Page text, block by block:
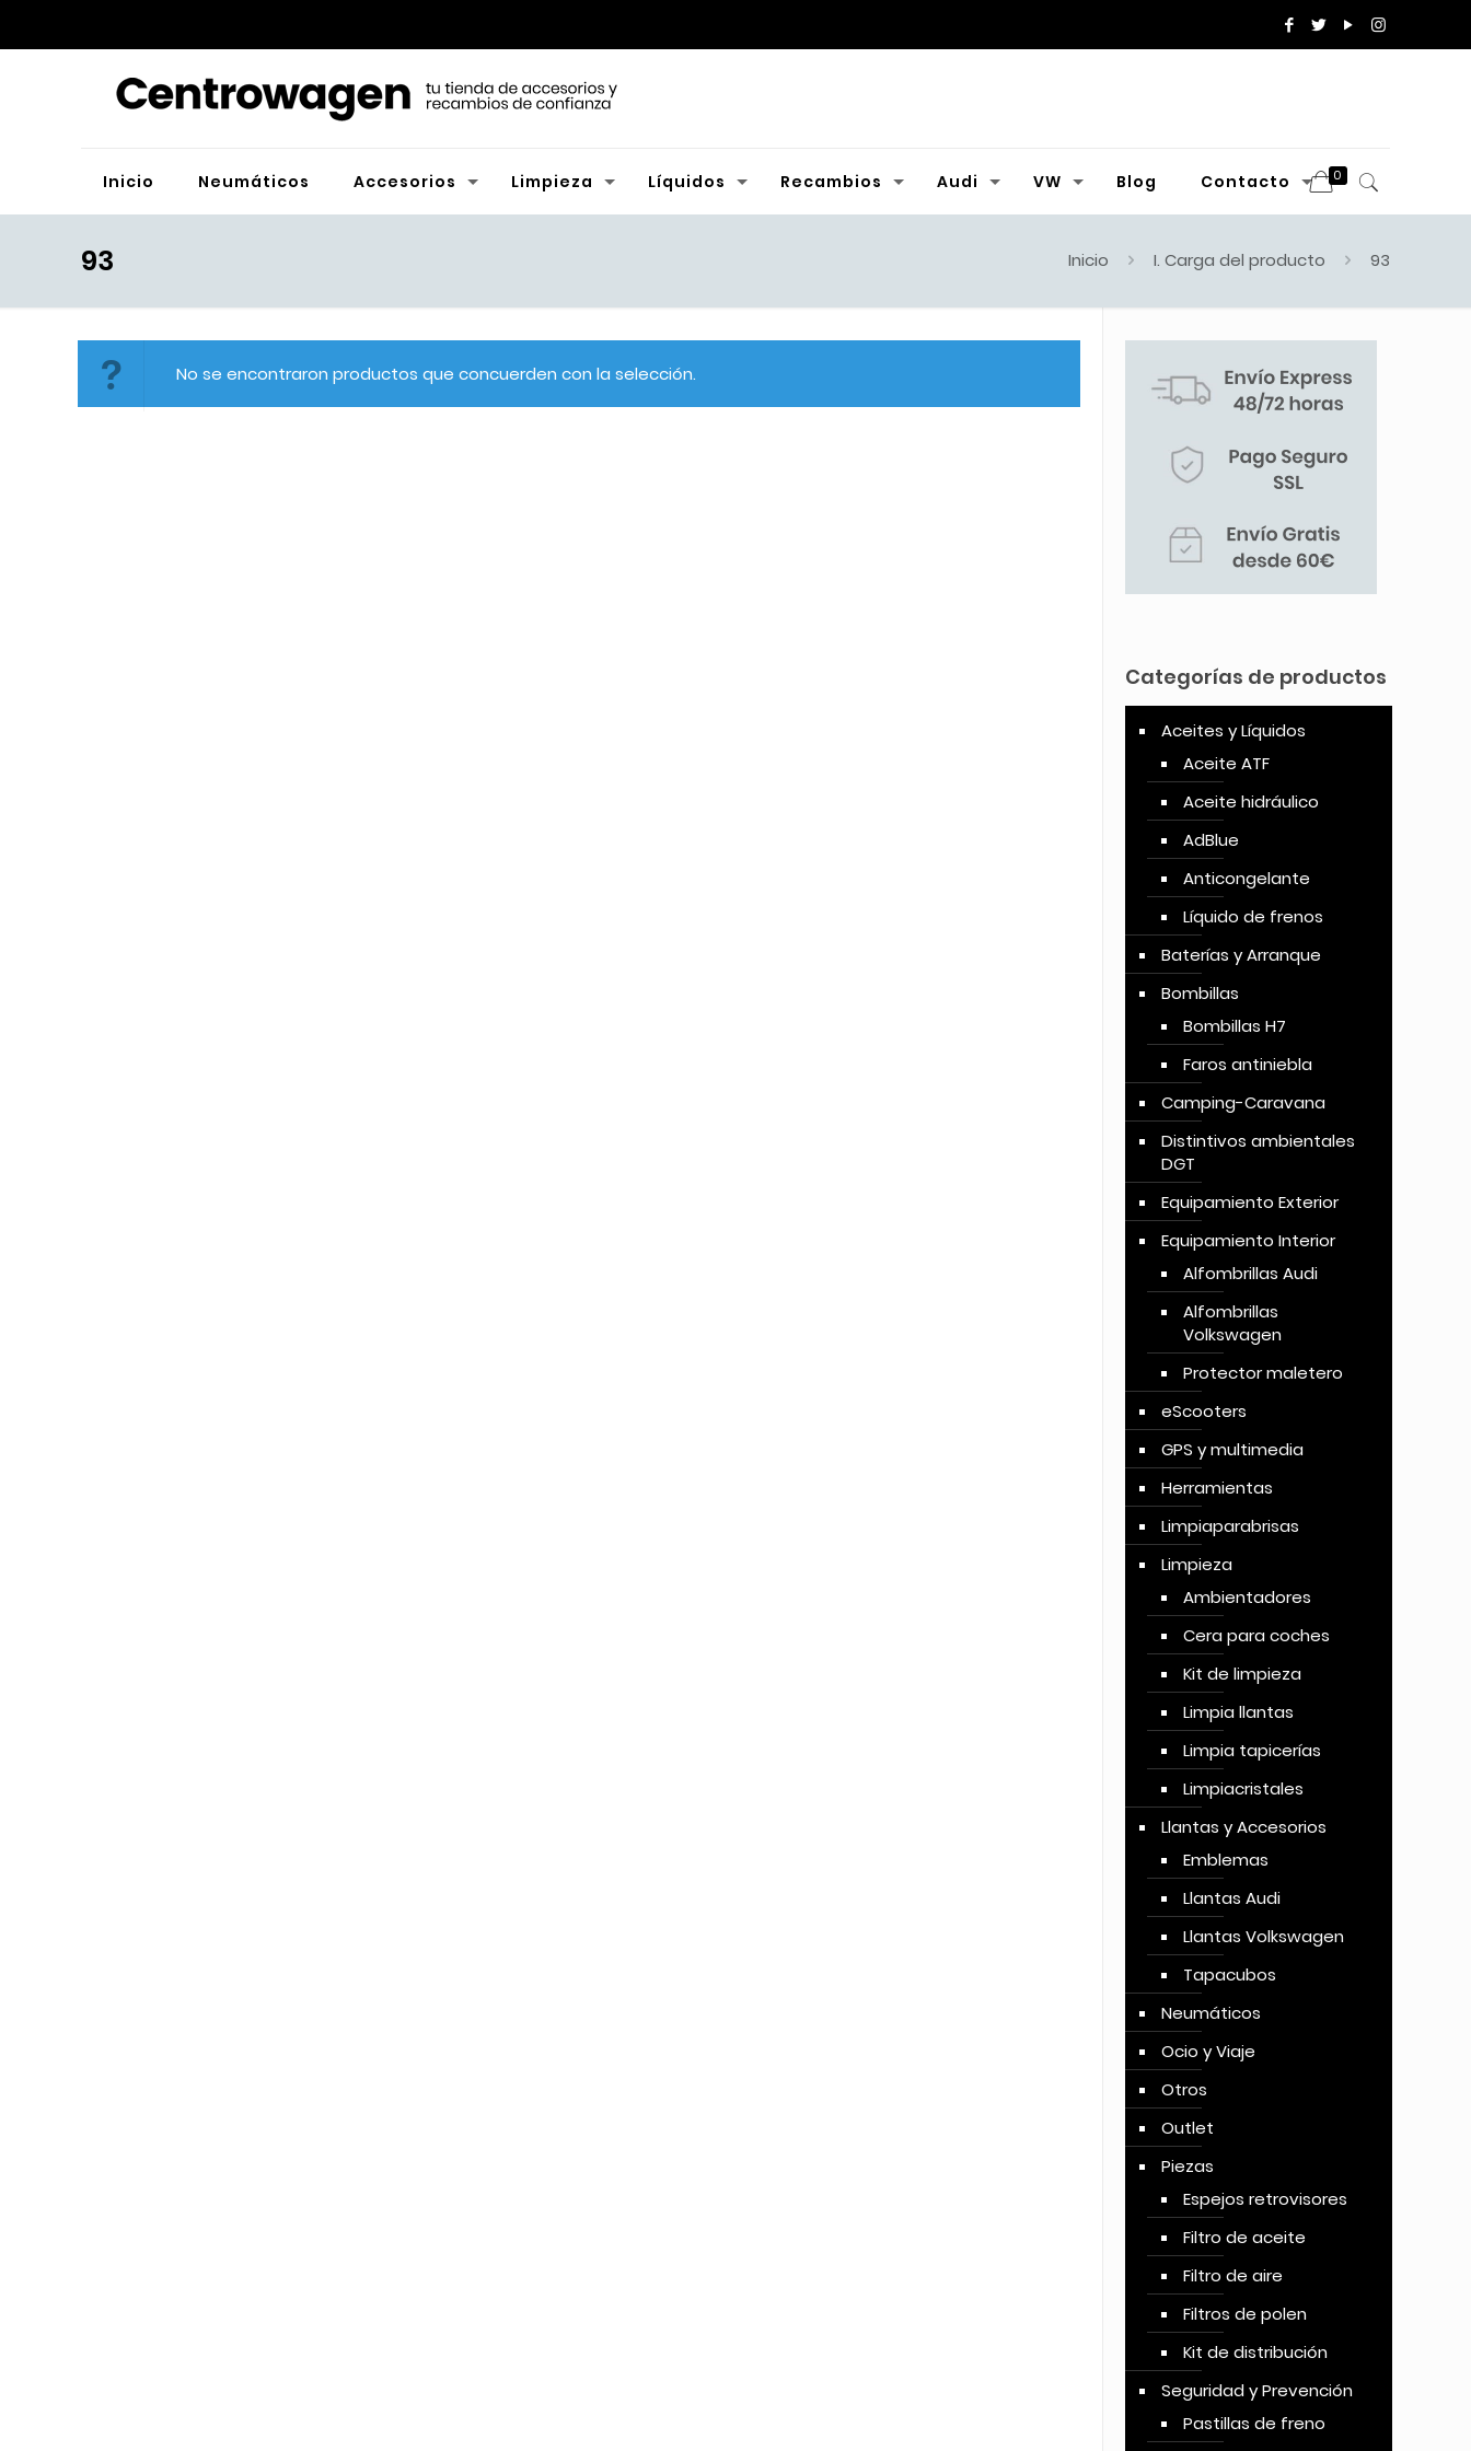
Inicio Neumáticos Accesorios Limpieza Líquidos Recambios Audi VW Blog Contacto 0
93 Inicio I. Carga del producto 93
No se encontraron productos que concuerden con la selección.
Categorías de productos
Aceites y Líquidos
Aceite ATF
Aceite hidráulico
AdBlue
Anticongelante
Líquido de frenos
Baterías y Arranque
Bombillas
Bombillas H7
Faros antiniebla
Camping-Caravana
Distintivos ambientales
DGT
Equipamiento Exterior
Equipamiento Interior
Alfombrillas Audi
Alfombrillas
Volkswagen
Protector maletero
eScooters
GPS y multimedia
Herramientas
Limpiaparabrisas
Limpieza
Ambientadores
Cera para coches
Kit de limpieza
Limpia llantas
Limpia tapicerías
Limpiacristales
Llantas y Accesorios
Emblemas
Llantas Audi
Llantas Volkswagen
Tapacubos
Neumáticos
Ocio y Viaje
Otros
Outlet
Piezas
Espejos retrovisores
Filtro de aceite
Filtro de aire
Filtros de polen
Kit de distribución
Seguridad y Prevención
Pastillas de freno